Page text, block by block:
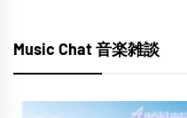
Music Chat 音楽雑談